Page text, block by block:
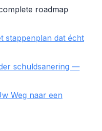
roadmap
stappenplan dat écht
schuldsanering —
Weg naar een